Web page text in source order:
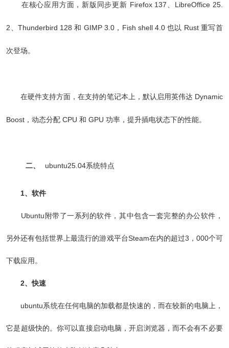
在核心应用方面，新版同步更新 Firefox 137、LibreOffice 25.
2、Thunderbird 128 和 GIMP 3.0，Fish shell 4.0 也以 Rust 重写首
次登场。
在硬件支持方面，在支持的笔记本上，默认启用英伟达 Dynamic
Boost，动态分配 CPU 和 GPU 功率，提升插电状态下的性能。
二、 ubuntu25.04系统特点
1、软件
Ubuntu附带了一系列的软件，其中包含一套完整的办公软件，
另外还有包括世界上最流行的游戏平台Steam在内的超过3，000个可
下载应用。
2、快速
ubuntu系统在任何电脑的加载都是快速的，而在较新的电脑上，
它是超级快的。你可以直接启动电脑，开启浏览器，而不会有不必要